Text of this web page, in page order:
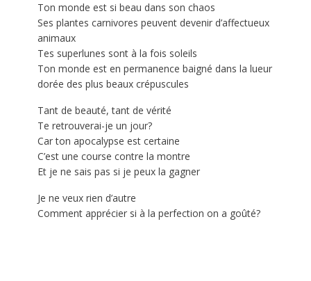
Ton monde est si beau dans son chaos
Ses plantes carnivores peuvent devenir d’affectueux
animaux
Tes superlunes sont à la fois soleils
Ton monde est en permanence baigné dans la lueur
dorée des plus beaux crépuscules
Tant de beauté, tant de vérité
Te retrouverai-je un jour?
Car ton apocalypse est certaine
C’est une course contre la montre
Et je ne sais pas si je peux la gagner
Je ne veux rien d’autre
Comment apprécier si à la perfection on a goûté?